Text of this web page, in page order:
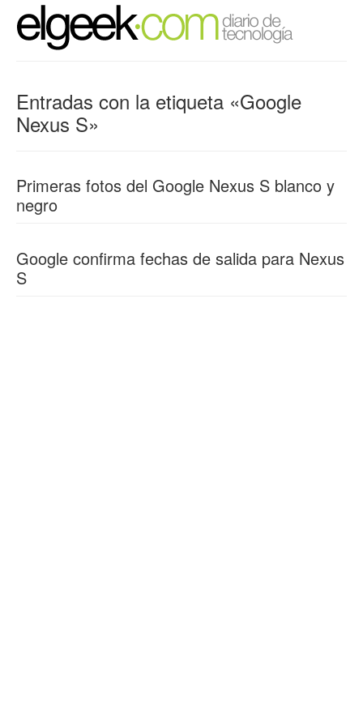
Entradas con la etiqueta «Google
Nexus S»
Primeras fotos del Google Nexus S blanco y
negro
Google confirma fechas de salida para Nexus
S